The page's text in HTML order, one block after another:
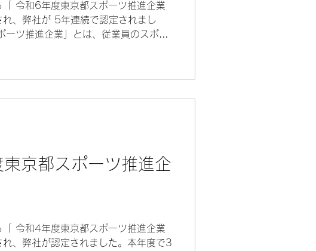
「 令和6年度東京都スポーツ推進企業
れ、弊社が 5年連続で認定されまし
ーツ推進企業」とは、従業員のスポー
...
京都スポーツ推進企
「 令和4年度東京都スポーツ推進企業
れ、弊社が認定されました。本年度で3